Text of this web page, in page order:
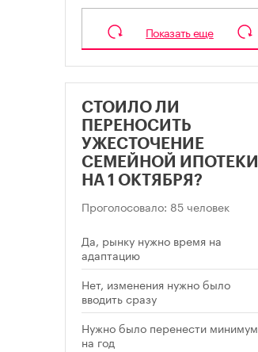
Показать еще
СТОИЛО ЛИ
ПЕРЕНОСИТЬ
УЖЕСТОЧЕНИЕ
СЕМЕЙНОЙ ИПОТЕКИ
НА 1 ОКТЯБРЯ?
Проголосовало: 85 человек
Да, рынку нужно время на
адаптацию
Нет, изменения нужно было
вводить сразу
Нужно было перенести минимум
на год